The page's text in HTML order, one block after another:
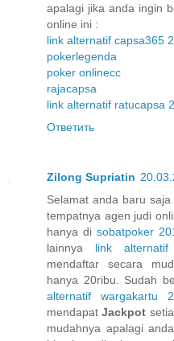
apalagi jika anda ingin
online ini :
link alternatif capsa365
pokerlegenda
poker onlinecc
rajacapsa
link alternatif ratucapsa
Ответить
Zilong Supriatin
Selamat anda baru
tempatnya agen judi
hanya di sobatpoker
lainnya link
mendaftar secara
hanya 20ribu. Sudah
alternatif wargakartu
mendapatJackpot
mudahnya apalagi